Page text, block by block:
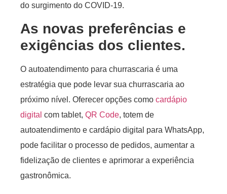
do surgimento do COVID-19.
As novas preferências e
exigências dos clientes.
O autoatendimento para churrascaria é uma
estratégia que pode levar sua churrascaria ao
próximo nível. Oferecer opções como cardápio
digital com tablet, QR Code, totem de
autoatendimento e cardápio digital para WhatsApp,
pode facilitar o processo de pedidos, aumentar a
fidelização de clientes e aprimorar a experiência
gastronômica.